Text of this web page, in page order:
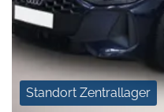
Standort Zentrallager